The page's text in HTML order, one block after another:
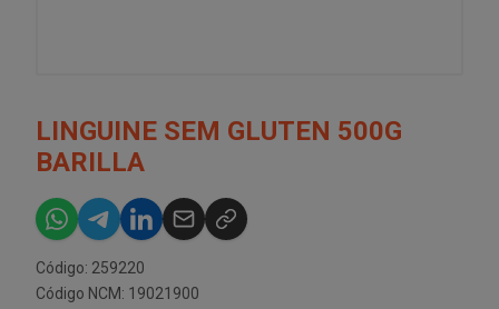
LINGUINE SEM GLUTEN 500G
BARILLA
Código: 259220
Código NCM: 19021900